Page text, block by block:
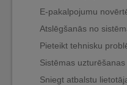
E-pakalpojumu
Atslēgšanās no
Pieteikt tehnisku
Sistēmas
Sniegt atbalstu